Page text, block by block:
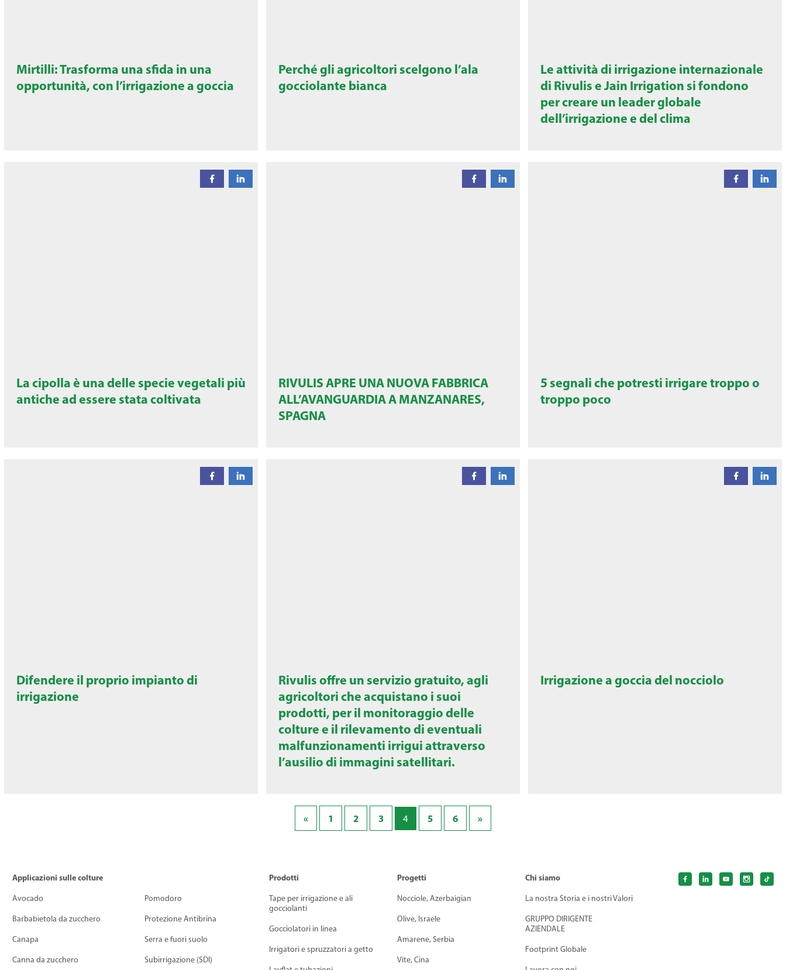
Mirtilli: Trasforma una sfida in una
opportunità, con l’irrigazione a goccia
Perché gli agricoltori scelgono l’ala
gocciolante bianca
Le attività di irrigazione internazionale
di Rivulis e Jain Irrigation si fondono
per creare un leader globale
dell’irrigazione e del clima
La cipolla è una delle specie vegetali più
antiche ad essere stata coltivata
RIVULIS APRE UNA NUOVA FABBRICA
ALL’AVANGUARDIA A MANZANARES,
SPAGNA
5 segnali che potresti irrigare troppo o
troppo poco
Difendere il proprio impianto di
irrigazione
Rivulis offre un servizio gratuito, agli
agricoltori che acquistano i suoi
prodotti, per il monitoraggio delle
colture e il rilevamento di eventuali
malfunzionamenti irrigui attraverso
l’ausilio di immagini satellitari.
Irrigazione a goccia del nocciolo
« 1 2 3 4 5 6 »
Applicazioni sulle colture
Avocado
Barbabietola da zucchero
Canapa
Canna da zucchero
Pomodoro
Protezione Antibrina
Serra e fuori suolo
Subirrigazione (SDI)
Prodotti
Tape per irrigazione e ali
gocciolanti
Gocciolatori in linea
Irrigatori e spruzzatori a getto
Progetti
Nocciole, Azerbaigian
Olive, Israele
Amarene, Serbia
Vite, Cina
Chi siamo
La nostra Storia e i nostri Valori
GRUPPO DIRIGENTE
AZIENDALE
Footprint Globale